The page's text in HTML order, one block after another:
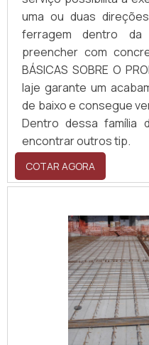
uma ou duas
ferragem dentro
preencher com
BÁSICAS SOBRE O
laje garante um
de baixo e consegue
Dentro dessa família
encontrar outros tip.
COTAR AGORA